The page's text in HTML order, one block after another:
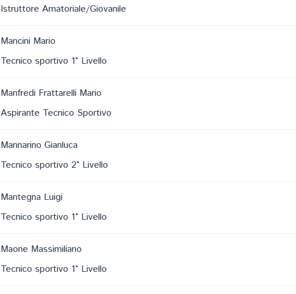
Istruttore Amatoriale/Giovanile
Mancini Mario
Tecnico sportivo 1° Livello
Manfredi Frattarelli Mario
Aspirante Tecnico Sportivo
Mannarino Gianluca
Tecnico sportivo 2° Livello
Mantegna Luigi
Tecnico sportivo 1° Livello
Maone Massimiliano
Tecnico sportivo 1° Livello